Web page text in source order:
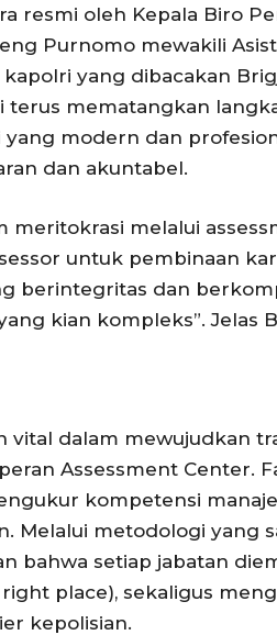
resmi oleh Kepala Biro
Purnomo mewakili
yang dibacakan
terus mematangkan
yang modern dan
dan akuntabel.
meritokrasi melalui
untuk pembinaan
berintegritas dan
kian kompleks”. Jelas
vital dalam mewujudkan
Assessment Center.
kompetensi
Melalui metodologi yang
bahwa setiap jabatan
place), sekaligus
kepolisian.